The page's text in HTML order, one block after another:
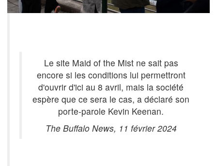
Le site Maid of the Mist ne sait pas
encore si les conditions lui permettront
d'ouvrir d'ici au 8 avril, mais la société
espère que ce sera le cas, a déclaré son
porte-parole Kevin Keenan.
The Buffalo News, 11 février 2024